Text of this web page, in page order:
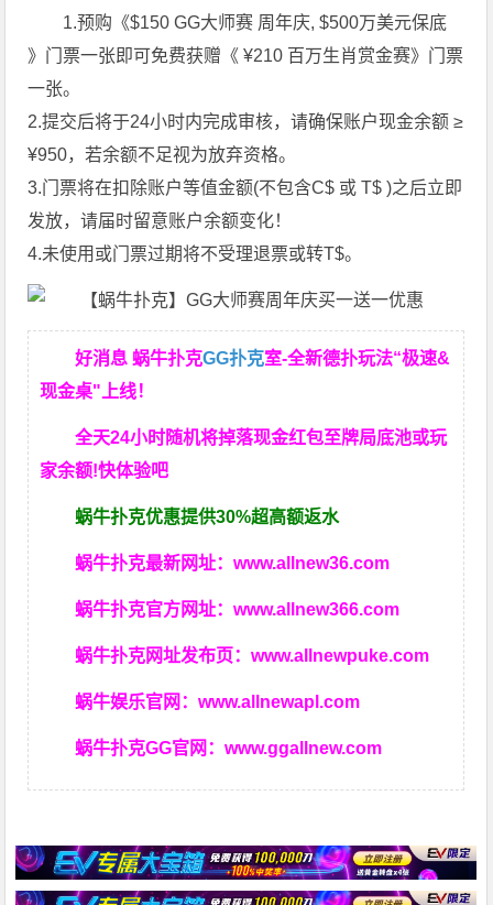
1.预购《$150 GG大师赛 周年庆, $500万美元保底
》门票一张即可免费获赠《 ¥210 百万生肖赏金赛》门票
一张。
2.提交后将于24小时内完成审核，请确保账户现金余额 ≥
¥950，若余额不足视为放弃资格。
3.门票将在扣除账户等值金额(不包含C$ 或 T$ )之后立即
发放，请届时留意账户余额变化！
4.未使用或门票过期将不受理退票或转T$。
好消息 蜗牛扑克GG扑克室-全新德扑玩法“极速&
现金桌"上线！
全天24小时随机将掉落现金红包至牌局底池或玩
家余额!快体验吧
蜗牛扑克优惠提供30%超高额返水
蜗牛扑克最新网址：www.allnew36.com
蜗牛扑克官方网址：www.allnew366.com
蜗牛扑克网址发布页：www.allnewpuke.com
蜗牛娱乐官网：www.allnewapl.com
蜗牛扑克GG官网：www.ggallnew.com